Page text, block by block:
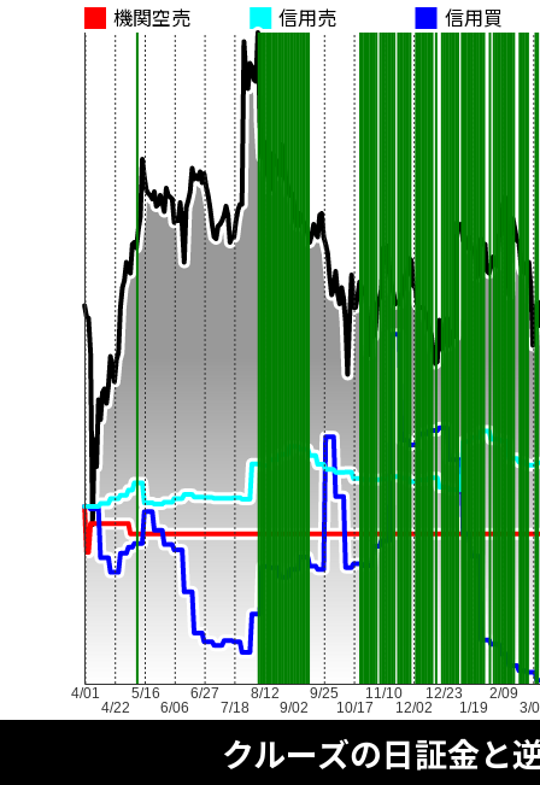
機関空売 信用売 信用買
4/01
4/22
5/16
6/06
6/27
7/18
8/12
9/02
9/25
10/17
11/10
12/02
12/23
1/19
2/09
3/
クルーズの日証金と